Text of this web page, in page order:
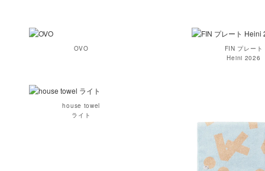
OVO
FIN プレート
Heini 2026
house towel
ライト